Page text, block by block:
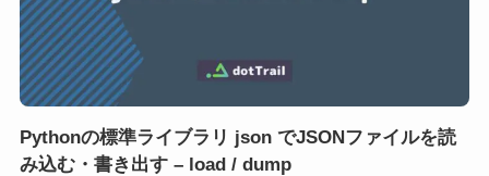
Pythonの標準ライブラリ json でJSONファイルを読
み込む・書き出す – load / dump